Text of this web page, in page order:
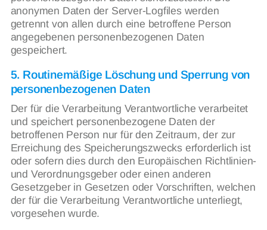
anonymen Daten der Server-Logfiles werden
getrennt von allen durch eine betroffene Person
angegebenen personenbezogenen Daten
gespeichert.
5. Routinemäßige Löschung und Sperrung von
personenbezogenen Daten
Der für die Verarbeitung Verantwortliche verarbeitet
und speichert personenbezogene Daten der
betroffenen Person nur für den Zeitraum, der zur
Erreichung des Speicherungszwecks erforderlich ist
oder sofern dies durch den Europäischen Richtlinien-
und Verordnungsgeber oder einen anderen
Gesetzgeber in Gesetzen oder Vorschriften, welchen
der für die Verarbeitung Verantwortliche unterliegt,
vorgesehen wurde.